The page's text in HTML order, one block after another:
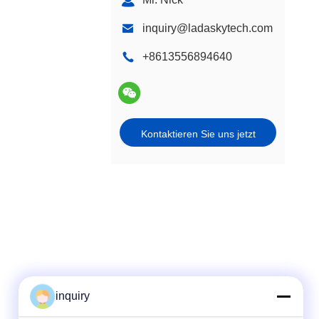
inquiry@ladaskytech.com
+8613556894640
Kontaktieren Sie uns jetzt
inquiry